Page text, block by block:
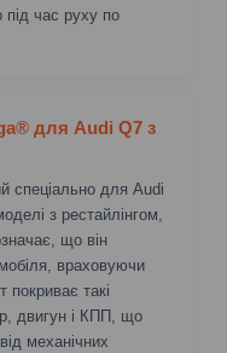
час руху по
для Audi Q7 з
спеціально для Audi
з рестайлінгом,
що він
враховуючи
покриває такі
двигун і КПП, що
механічних